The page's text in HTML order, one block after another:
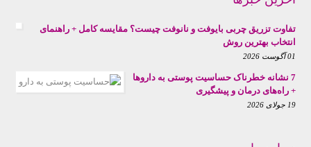
تفاوت تزریق چربی بایوفت و نانوفت چیست؟ مقایسه کامل + راهنمای
انتخاب بهترین روش
01 آگوست 2026
7 نشانه خطرناک حساسیت پوستی به داروها
+ راه‌های درمان و پیشگیری
19 جولای 2026